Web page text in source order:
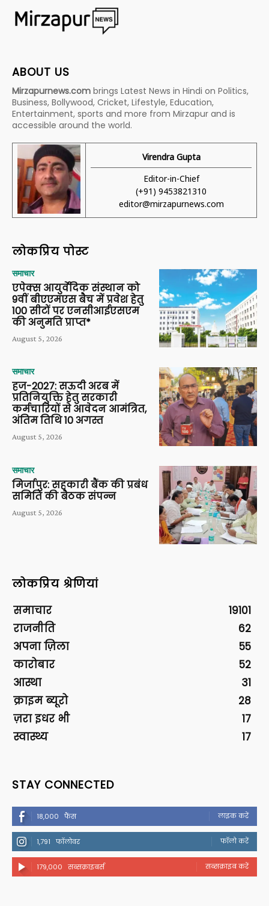
ABOUT US
Mirzapurnews.com brings Latest News in Hindi on Politics,
Business, Bollywood, Cricket, Lifestyle, Education,
Entertainment, sports and more from Mirzapur and is
accessible around the world.
Virendra Gupta
Editor-in-Chief
(+91) 9453821310
editor@mirzapurnews.com
लोकप्रिय पोस्ट
समाचार
एपेक्स आयुर्वेदिक संस्थान को
9वीं बीएएमएस बैच में प्रवेश हेतु
100 सीटों पर एनसीआईएसएम
की अनुमति प्राप्त*
August 5, 2026
समाचार
हज-2027: सऊदी अरब में
प्रतिनियुक्ति हेतु सरकारी
कर्मचारियों से आवेदन आमंत्रित,
अंतिम तिथि 10 अगस्त
August 5, 2026
समाचार
मिर्जापुर: सहकारी बैंक की प्रबंध
समिति की बैठक संपन्न
August 5, 2026
लोकप्रिय श्रेणियां
समाचार
19101
राजनीति
62
अपना ज़िला
55
कारोबार
52
आस्था
31
क्राइम ब्यूरो
28
ज़रा इधर भी
17
स्वास्थ्य
17
STAY CONNECTED
18,000 फैंस लाइक करें
1,791 फॉलोवर फॉलो करें
179,000 सब्सक्राइबर्स सब्सक्राइब करें